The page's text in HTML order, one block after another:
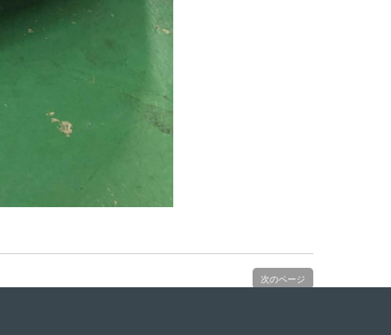
次のページ